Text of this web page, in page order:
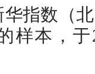
指数（
样本，